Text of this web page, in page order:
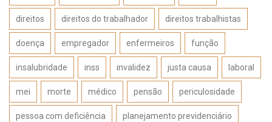
direitos direitos do trabalhador direitos trabalhistas
doença empregador enfermeiros função
insalubridade inss invalidez justa causa laboral
mei morte médico pensão periculosidade
pessoa com deficiência planejamento previdenciário